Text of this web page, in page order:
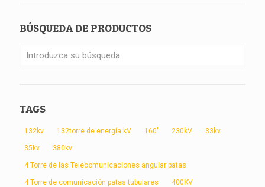
BÚSQUEDA DE PRODUCTOS
TAGS
132kv 132torre de energía kV 160' 230kV 33kv
35kv 380kv
4 Torre de las Telecomunicaciones angular patas
4 Torre de comunicación patas tubulares 400KV